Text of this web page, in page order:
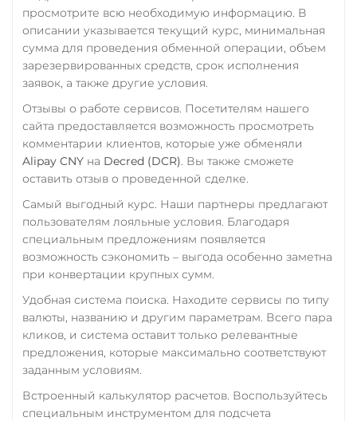
Промсвязьбанк RUB
ПУМБ UAH
Райффайзен
РНКБ RUB
Росбанк RUB
Россельхоз банк RUB
Сбербанк
RUB KZT
Тинькофф
RUB QR RUB
УкрСиббанк UAH
Центр Кредит KZT
просмотрите всю необходимую информацию. В
описании указывается текущий курс, минимальная
сумма для проведения обменной операции, объем
зарезервированных средств, срок исполнения
заявок, а также другие условия.
Отзывы о работе сервисов. Посетителям нашего
сайта предоставляется возможность просмотреть
комментарии клиентов, которые уже обменяли
Alipay CNY на Decred (DCR). Вы также сможете
оставить отзыв о проведенной сделке.
Самый выгодный курс. Наши партнеры предлагают
пользователям лояльные условия. Благодаря
специальным предложениям появляется
возможность сэкономить – выгода особенно заметна
при конвертации крупных сумм.
Удобная система поиска. Находите сервисы по типу
валюты, названию и другим параметрам. Всего пара
кликов, и система оставит только релевантные
предложения, которые максимально соответствуют
заданным условиям.
Встроенный калькулятор расчетов. Воспользуйтесь
специальным инструментом для подсчета